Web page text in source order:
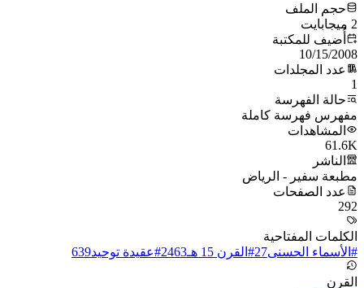
حجم الملف
2 ميجابايت
أُضيف للمكتبة
10/15/2008
عدد المجلدات
1
حالة الفهرسة
مفهرس فهرسة كاملة
المشاهدات
61.6K
الناشر
مطبعة سفير - الرياض
عدد الصفحات
292
الكلمات المفتاحية
# الأسماء الحسنى27
# القرن 15 هـ 2463
#عقيدة توحيد639
القرن